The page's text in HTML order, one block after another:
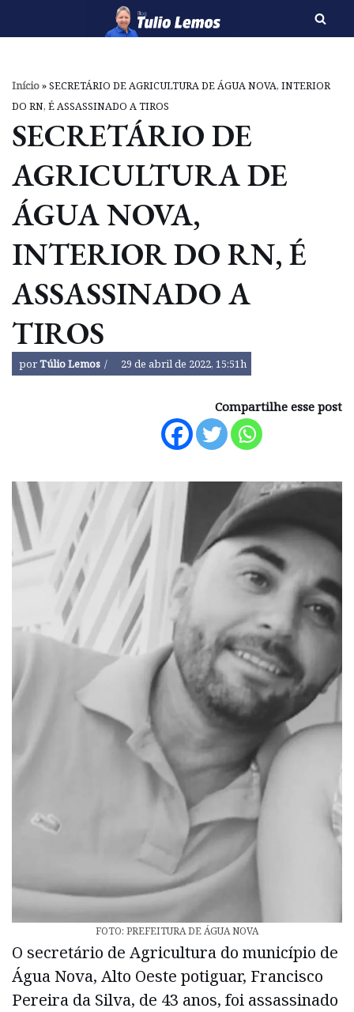
o
conteúdo
Início»SECRETÁRIO DE AGRICULTURA DE ÁGUA NOVA, INTERIOR
DO RN, É ASSASSINADO A TIROS
SECRETÁRIO DE
AGRICULTURA DE
ÁGUA NOVA,
INTERIOR DO RN, É
ASSASSINADO A
TIROS
porTúlio Lemos 29 de abril de 2022, 15:51h
Compartilhe esse post
FOTO: PREFEITURA DE ÁGUA NOVA
O secretário de Agricultura do município de
Água Nova, Alto Oeste potiguar, Francisco
Pereira da Silva, de 43 anos, foi assassinado